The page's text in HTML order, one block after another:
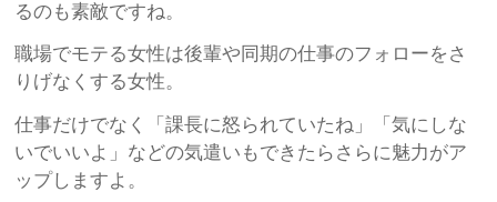
るのも素敵ですね。
職場でモテる女性は後輩や同期の仕事のフォローをさ
りげなくする女性。
仕事だけでなく「課長に怒られていたね」「気にしな
いでいいよ」などの気遣いもできたらさらに魅力がア
ップしますよ。